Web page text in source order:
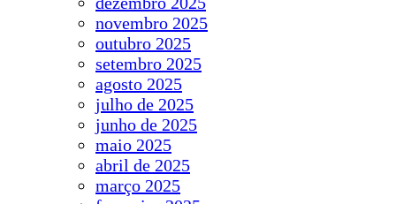
novembro 2025
outubro 2025
setembro 2025
agosto 2025
julho de 2025
junho de 2025
maio 2025
abril de 2025
março 2025